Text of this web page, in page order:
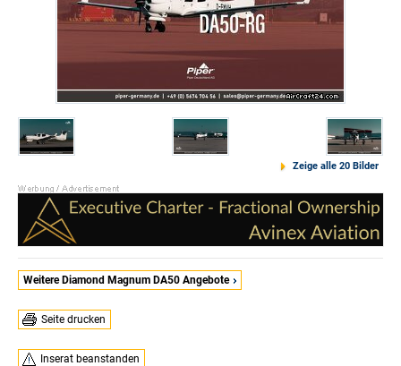
Zeige alle 20 Bilder
Weitere Diamond Magnum DA50 Angebote
Seite drucken
Inserat beanstanden